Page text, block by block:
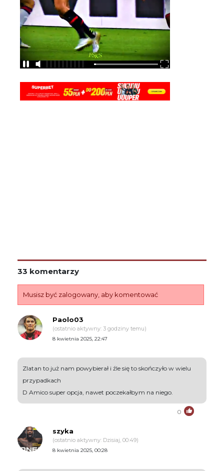
33 komentarzy
Musisz być zalogowany, aby komentować
Paolo03
(ostatnio aktywny: 3 godziny temu)
8 kwietnia 2025, 22:47
Zlatan to już nam powybierał i źle się to skończyło w wielu
przypadkach
D Amico super opcja, nawet poczekałbym na niego.
0
szyka
(ostatnio aktywny: Dzisiaj, 00:49)
8 kwietnia 2025, 00:28